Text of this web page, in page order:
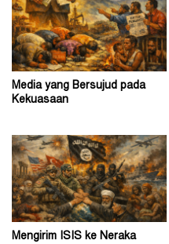
Media yang Bersujud pada
Kekuasaan
Mengirim ISIS ke Neraka